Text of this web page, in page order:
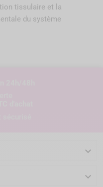
tissulaire et la
du système

